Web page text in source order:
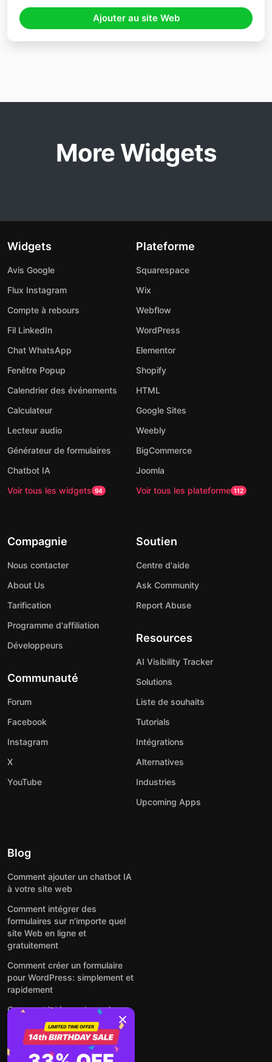
Ajouter au site Web
More Widgets
Widgets
Avis Google
Flux Instagram
Compte à rebours
Fil LinkedIn
Chat WhatsApp
Fenêtre Popup
Calendrier des événements
Calculateur
Lecteur audio
Générateur de formulaires
Chatbot IA
Voir tous les widgets 94
Plateforme
Squarespace
Wix
Webflow
WordPress
Elementor
Shopify
HTML
Google Sites
Weebly
BigCommerce
Joomla
Voir tous les plateforme 112
Compagnie
Nous contacter
About Us
Tarification
Programme d'affiliation
Développeurs
Communauté
Forum
Facebook
Instagram
X
YouTube
Soutien
Centre d'aide
Ask Community
Report Abuse
Resources
AI Visibility Tracker
Solutions
Liste de souhaits
Tutorials
Intégrations
Alternatives
Industries
Upcoming Apps
Blog
Comment ajouter un chatbot IA
à votre site web
Comment intégrer des
formulaires sur n'importe quel
site Web en ligne et
gratuitement
Comment créer un formulaire
pour WordPress: simplement et
rapidement
Comment intégrer des avis
Google gratuitement sur un site
web
Comment intégrer une fenêtre